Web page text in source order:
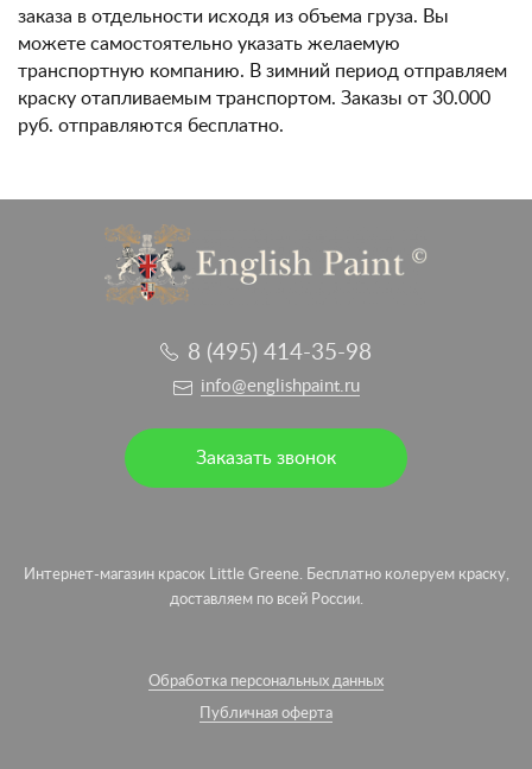
заказа в отдельности исходя из объема груза. Вы
можете самостоятельно указать желаемую
транспортную компанию. В зимний период отправляем
краску отапливаемым транспортом. Заказы от 30.000
руб. отправляются бесплатно.
8 (495) 414-35-98
info@englishpaint.ru
Заказать звонок
Интернет-магазин красок Little Greene. Бесплатно колеруем краску,
доставляем по всей России.
Обработка персональных данных
Публичная оферта